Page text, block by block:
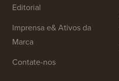
Editorial
Imprensa e& Ativos da
Marca
Contate-nos